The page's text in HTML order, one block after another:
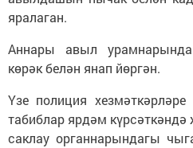
яралаган.
Аннары авыл
көрәк белән янап йөргән.
Үзе полиция
табиблар ярдәм
саклау органнарындагы